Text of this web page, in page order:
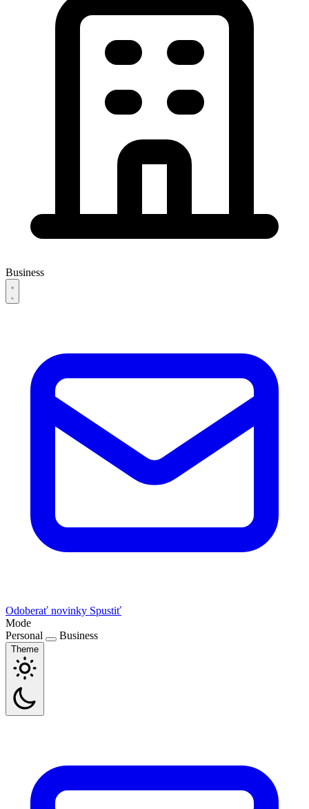
Business
Odoberať novinky Spustiť
Mode
Personal
Business
Theme